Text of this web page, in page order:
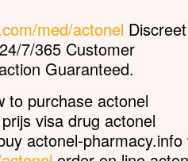
Souvent il tombe dans le feu
et, souvent aussi, dans l’eau.
Je l’ai amené à tes disciples,
mais ils n’ont pas pu le guérir. »
« Génération incroyante et dévoyée,
combien de temps devrai-je rester avec
Combien de temps devrai-je vous
Amenez-le-moi. »
med/actonel Discreet
7/365 Customer
Guaranteed.
to purchase actonel
visa drug actonel
actonel-